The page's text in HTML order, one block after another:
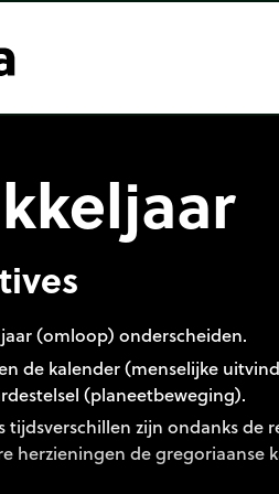
(omloop) onderscheiden.
de kalender (menselijke
(planeetbeweging).
tijdsverschillen zijn ondanks de
herzieningen de gregoriaanse